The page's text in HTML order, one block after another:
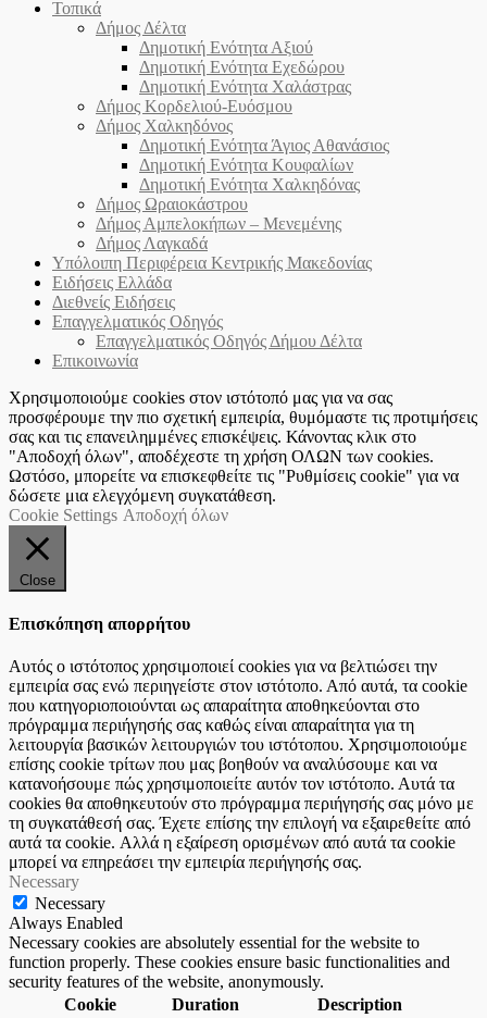
Τοπικά
Δήμος Δέλτα
Δημοτική Ενότητα Αξιού
Δημοτική Ενότητα Εχεδώρου
Δημοτική Ενότητα Χαλάστρας
Δήμος Κορδελιού-Ευόσμου
Δήμος Χαλκηδόνος
Δημοτική Ενότητα Άγιος Αθανάσιος
Δημοτική Ενότητα Κουφαλίων
Δημοτική Ενότητα Χαλκηδόνας
Δήμος Ωραιοκάστρου
Δήμος Αμπελοκήπων – Μενεμένης
Δήμος Λαγκαδά
Υπόλοιπη Περιφέρεια Κεντρικής Μακεδονίας
Ειδήσεις Ελλάδα
Διεθνείς Ειδήσεις
Επαγγελματικός Οδηγός
Επαγγελματικός Οδηγός Δήμου Δέλτα
Επικοινωνία
Χρησιμοποιούμε cookies στον ιστότοπό μας για να σας
προσφέρουμε την πιο σχετική εμπειρία, θυμόμαστε τις προτιμήσεις
σας και τις επανειλημμένες επισκέψεις. Κάνοντας κλικ στο
"Αποδοχή όλων", αποδέχεστε τη χρήση ΟΛΩΝ των cookies.
Ωστόσο, μπορείτε να επισκεφθείτε τις "Ρυθμίσεις cookie" για να
δώσετε μια ελεγχόμενη συγκατάθεση.
Cookie Settings Αποδοχή όλων
Close
Επισκόπηση απορρήτου
Αυτός ο ιστότοπος χρησιμοποιεί cookies για να βελτιώσει την
εμπειρία σας ενώ περιηγείστε στον ιστότοπο. Από αυτά, τα cookie
που κατηγοριοποιούνται ως απαραίτητα αποθηκεύονται στο
πρόγραμμα περιήγησής σας καθώς είναι απαραίτητα για τη
λειτουργία βασικών λειτουργιών του ιστότοπου. Χρησιμοποιούμε
επίσης cookie τρίτων που μας βοηθούν να αναλύσουμε και να
κατανοήσουμε πώς χρησιμοποιείτε αυτόν τον ιστότοπο. Αυτά τα
cookies θα αποθηκευτούν στο πρόγραμμα περιήγησής σας μόνο με
τη συγκατάθεσή σας. Έχετε επίσης την επιλογή να εξαιρεθείτε από
αυτά τα cookie. Αλλά η εξαίρεση ορισμένων από αυτά τα cookie
μπορεί να επηρεάσει την εμπειρία περιήγησής σας.
Necessary
Necessary
Always Enabled
Necessary cookies are absolutely essential for the website to
function properly. These cookies ensure basic functionalities and
security features of the website, anonymously.
Cookie
Duration Description